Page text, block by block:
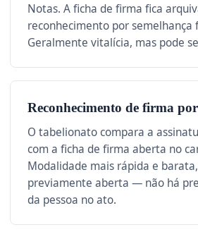
Notas. A ficha de firma fica
reconhecimento por semelhança
Geralmente vitalícia, mas pode
Reconhecimento de firma
O tabelionato compara a
com a ficha de firma aberta no
Modalidade mais rápida e
previamente aberta — não há
da pessoa no ato.